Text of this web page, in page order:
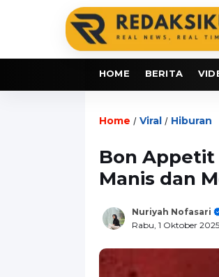
HOME BERITA
Home / Viral / Hiburan
Bon Appetit
Manis dan
Nuriyah Nofasari
Rabu, 1 Oktober 2025